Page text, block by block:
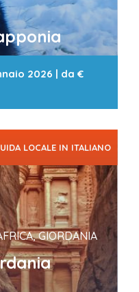
2026 | da€
LOCALE IN ITALIANO
GIORDANIA